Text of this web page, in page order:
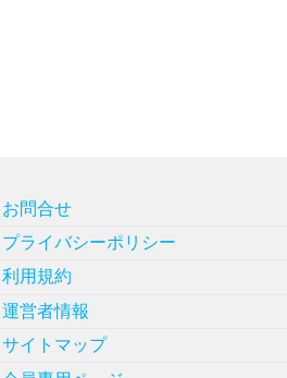
お問合せ
プライバシーポリシー
利用規約
運営者情報
サイトマップ